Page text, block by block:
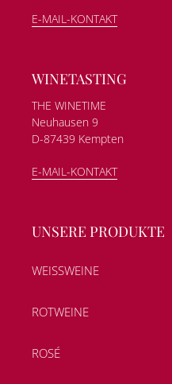
E-MAIL-KONTAKT
WINETASTING
THE WINETIME
Neuhausen 9
D-87439 Kempten
E-MAIL-KONTAKT
UNSERE PRODUKTE
WEISSWEINE
ROTWEINE
ROSÉ